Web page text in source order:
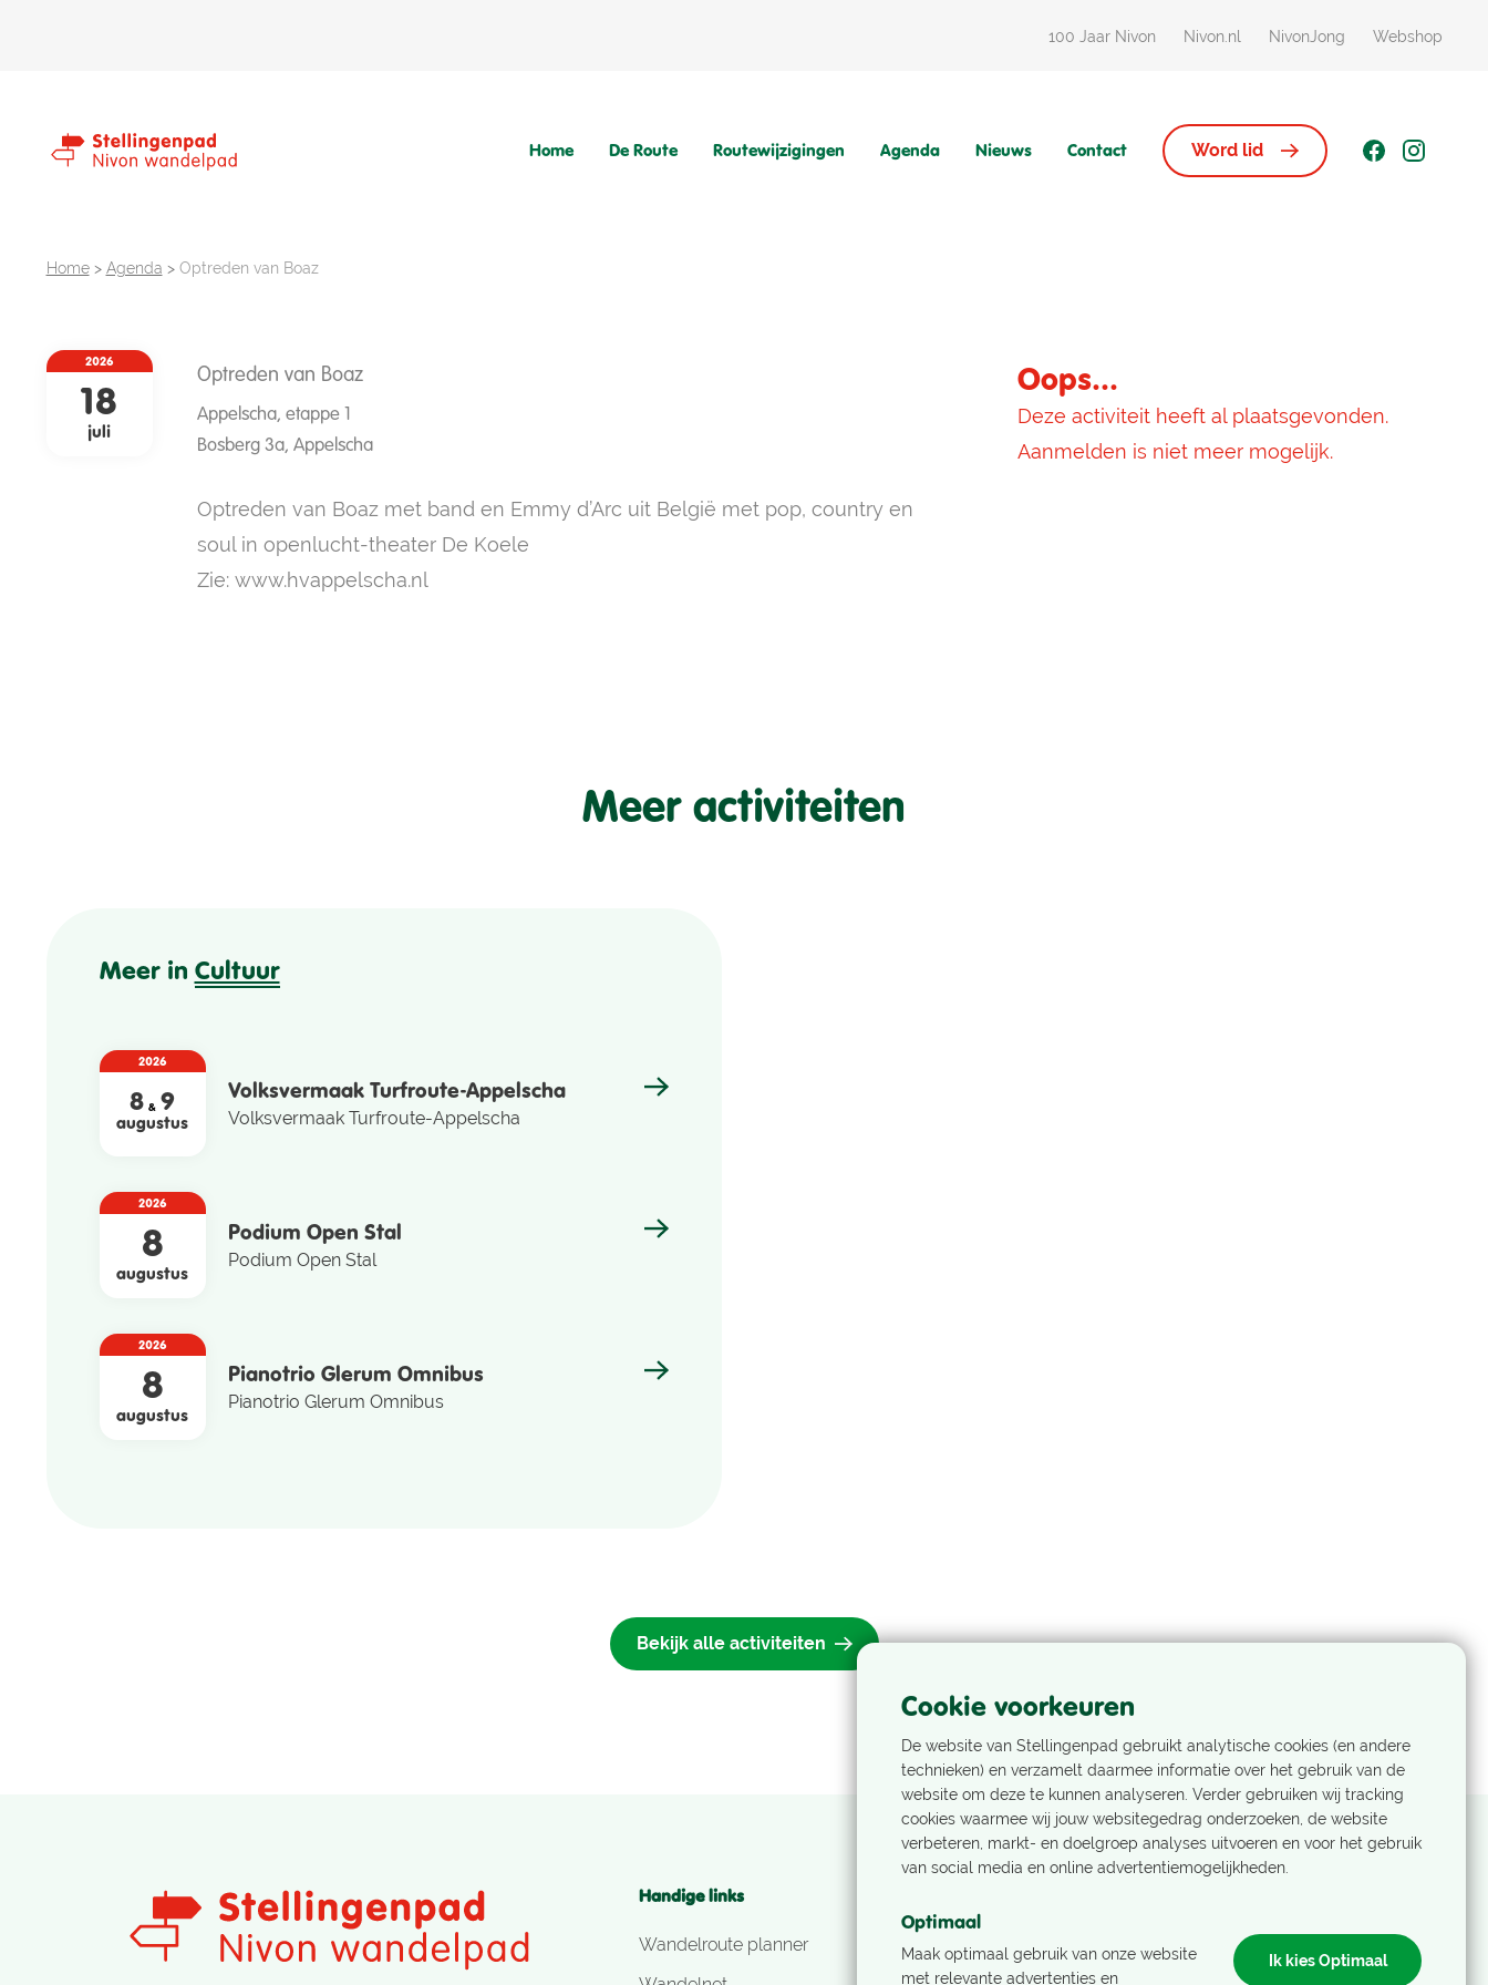
100 Jaar Nivon Nivon.nl NivonJong Webshop
Home De Route Routewijzigingen Agenda Nieuws Contact Word lid
Home> Agenda > Optreden van Boaz
2026
18
juli
Optreden van Boaz
Appelscha, etappe 1
Bosberg 3a, Appelscha
Optreden van Boaz met band en Emmy d’Arc uit België met pop, country en
soul in openlucht-theater De Koele
Zie: www.hvappelscha.nl
Oops...
Deze activiteit heeft al plaatsgevonden.
Aanmelden is niet meer mogelijk.
Meer activiteiten
Meer in Cultuur
2026
8 & 9
augustus
Volksvermaak Turfroute-Appelscha
Volksvermaak Turfroute-Appelscha
2026
8
augustus
Podium Open Stal
Podium Open Stal
2026
8
augustus
Pianotrio Glerum Omnibus
Pianotrio Glerum Omnibus
Bekijk alle activiteiten
Handige links
Wandelroute planner
Als Nivonlid ontvang je het laatste
nieuws, ons ledenblad en boek je
Cookie voorkeuren
De website van Stellingenpad gebruikt analytische cookies (en andere
technieken) en verzamelt daarmee informatie over het gebruik van de
website om deze te kunnen analyseren. Verder gebruiken wij tracking
cookies waarmee wij jouw websitegedrag onderzoeken, de website
verbeteren, markt- en doelgroep analyses uitvoeren en voor het gebruik
van social media en online advertentiemogelijkheden.
Optimaal
Maak optimaal gebruik van onze website
met relevante advertenties en
Ik kies Optimaal